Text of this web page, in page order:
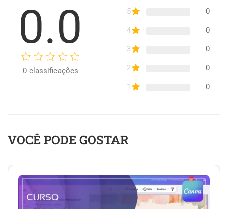
0.0
0classificações
5 0
4 0
3 0
2 0
1 0
VOCÊ PODE GOSTAR